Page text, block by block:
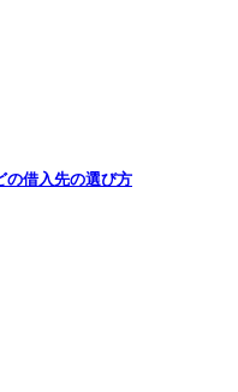
の借入先の選び方